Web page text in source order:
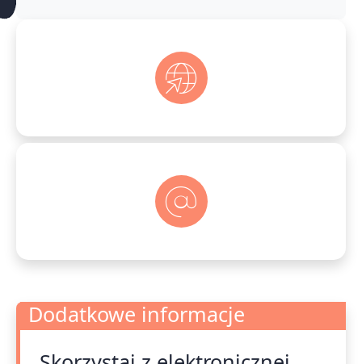
Dodatkowe informacje
Dodatkowe informacje